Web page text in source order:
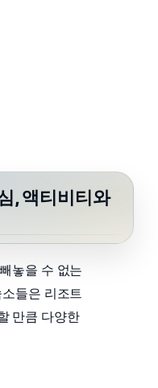
, 액티비티와
놓을 수 없는
들은 리조트
만큼 다양한